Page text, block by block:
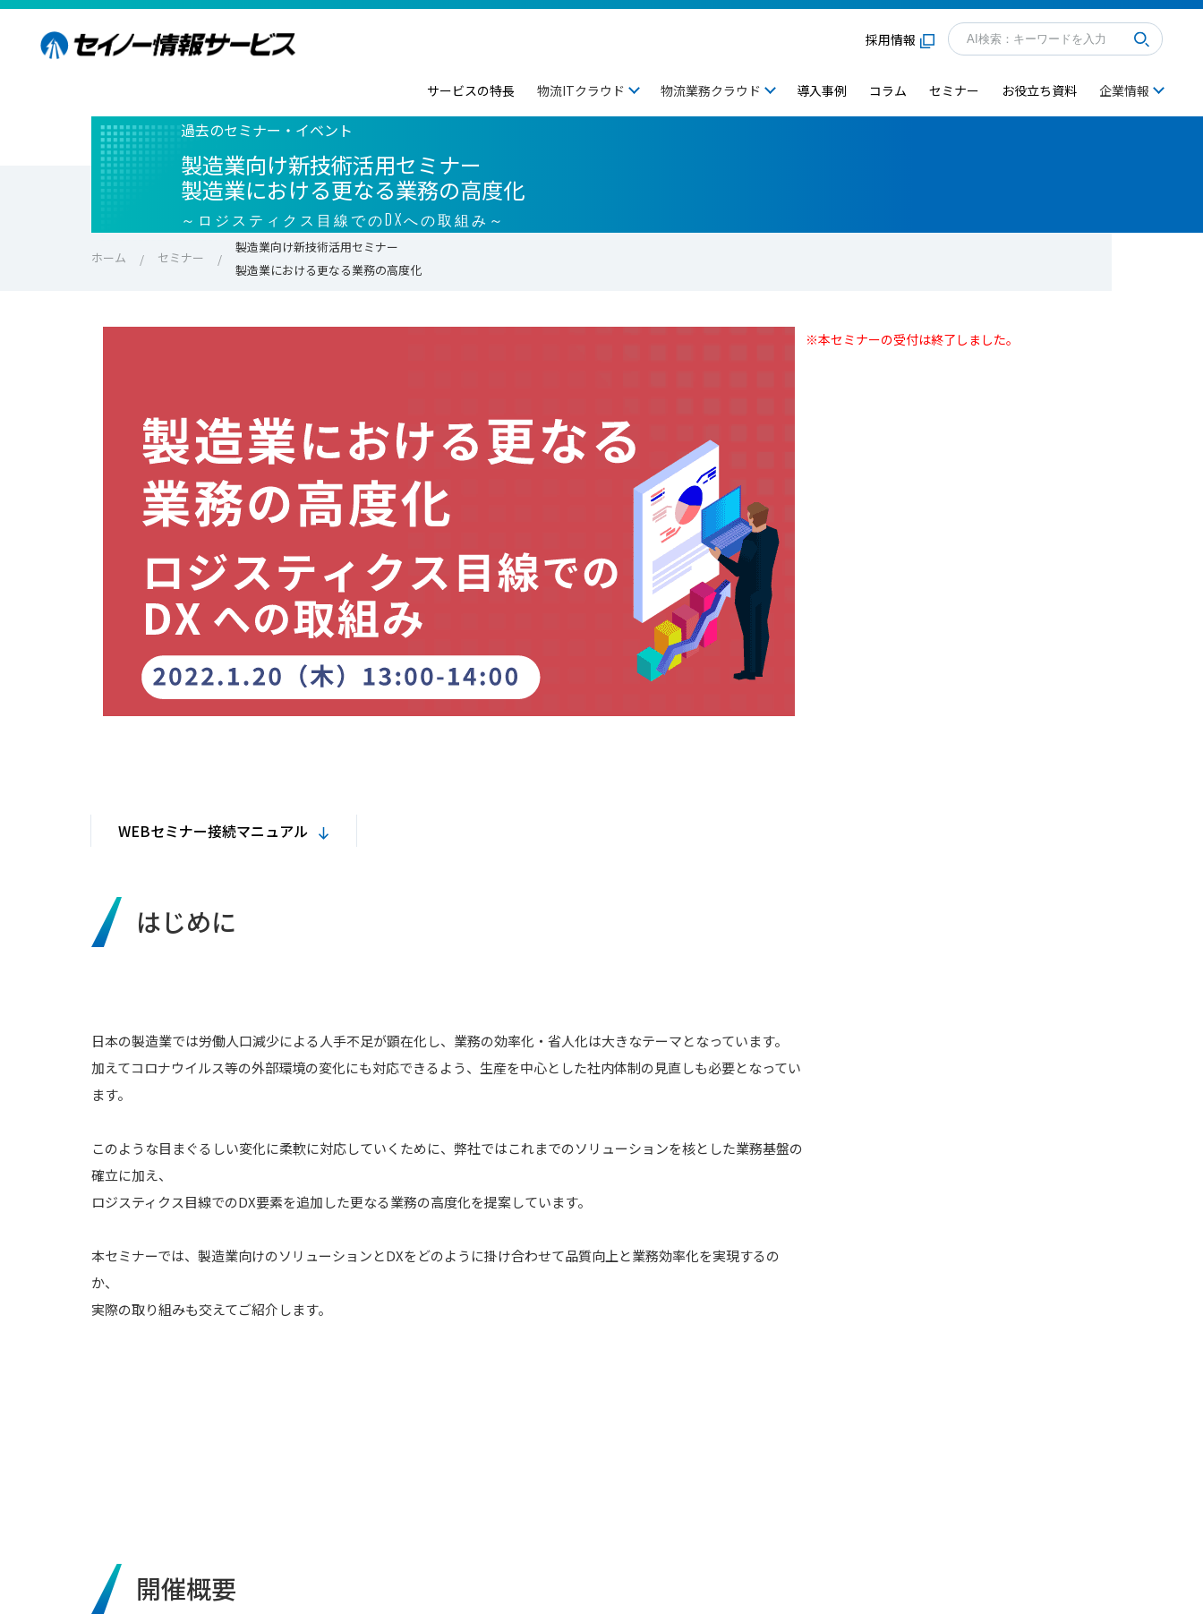
採用情報
サービスの特長 物流ITクラウド 物流業務クラウド 導入事例 コラム セミナー お役立ち資料 企業情報
過去のセミナー・イベント
製造業向け新技術活用セミナー
製造業における更なる業務の高度化
～ロジスティクス目線でのDXへの取組み～
ホーム セミナー
製造業向け新技術活用セミナー
製造業における更なる業務の高度化
WEBセミナー接続マニュアル
はじめに
日本の製造業では労働人口減少による人手不足が顕在化し、業務の効率化・省人化は大きなテーマとなっています。
加えてコロナウイルス等の外部環境の変化にも対応できるよう、生産を中心とした社内体制の見直しも必要となってい
ます。
このような目まぐるしい変化に柔軟に対応していくために、弊社ではこれまでのソリューションを核とした業務基盤の
確立に加え、
ロジスティクス目線でのDX要素を追加した更なる業務の高度化を提案しています。
本セミナーでは、製造業向けのソリューションとDXをどのように掛け合わせて品質向上と業務効率化を実現するの
か、
実際の取り組みも交えてご紹介します。
開催概要
※本セミナーの受付は終了しました。